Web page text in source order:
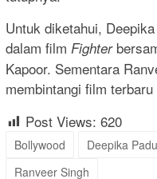
Untuk diketahui,
dalam film Fighter
Kapoor. Sementara
membintangi film terbaru
Post Views: 620
Bollywood Deepika
Ranveer Singh